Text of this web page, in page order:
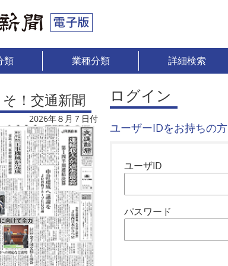
類 業種分類 詳細検索
！交通新聞
2026年８月７日付
ログイン
ユーザーIDをお持ちの方
ユーザID
パスワード